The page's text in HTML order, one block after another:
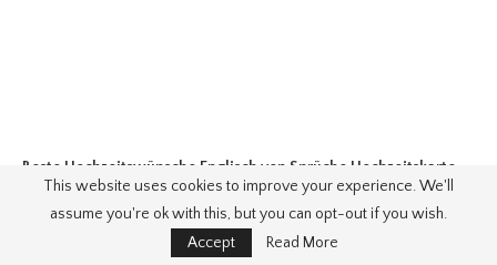
Beste Hochzeitswünsche Englisch von Sprüche Hochzeitskarte
directdrukken.nl . Besuchen Sie diese Site für
directdrukken.nl
This website uses cookies to improve your experience. We'll
assume you're ok with this, but you can opt-out if you wish.
Accept
Read More